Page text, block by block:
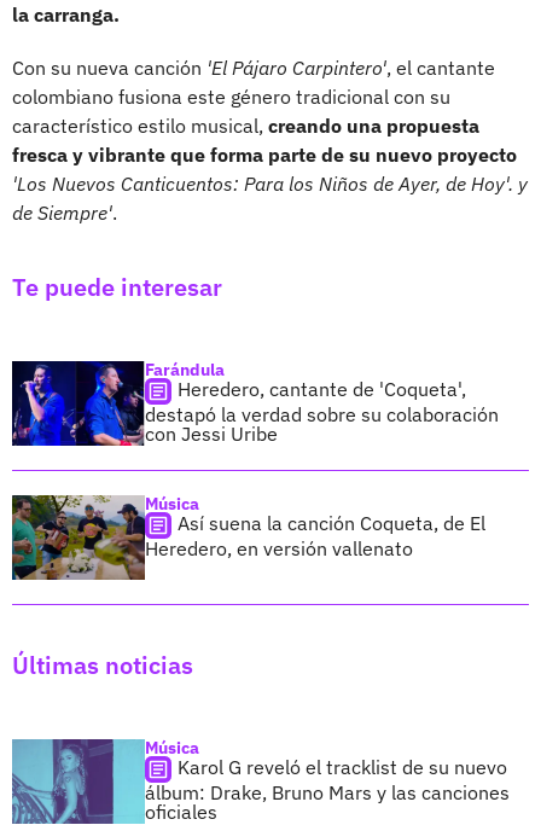
la carranga.
Con su nueva canción 'El Pájaro Carpintero', el cantante
colombiano fusiona este género tradicional con su
característico estilo musical, creando una propuesta
fresca y vibrante que forma parte de su nuevo proyecto
'Los Nuevos Canticuentos: Para los Niños de Ayer, de Hoy'. y
de Siempre'.
Te puede interesar
Farándula
Heredero, cantante de 'Coqueta',
destapó la verdad sobre su colaboración
con Jessi Uribe
Música
Así suena la canción Coqueta, de El
Heredero, en versión vallenato
Últimas noticias
Música
Karol G reveló el tracklist de su nuevo
álbum: Drake, Bruno Mars y las canciones
oficiales